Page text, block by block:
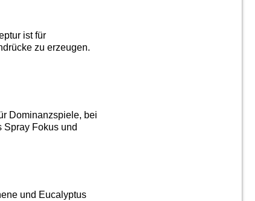
ist für
zu erzeugen.
Dominanzspiele, bei
Spray Fokus und
und Eucalyptus